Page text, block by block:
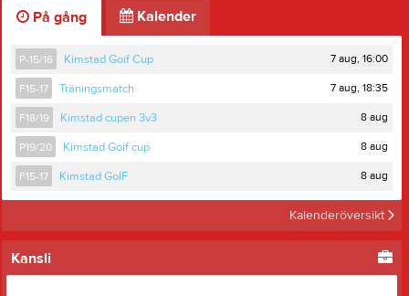
På gång Kalender
P-15/16 Kimstad Goif Cup 7 aug, 16:00
F15-17 Träningsmatch 7 aug, 18:35
F18/19 Kimstad cupen 3v3 8 aug
P19/20 Kimstad Goif cup 8 aug
F15-17 Kimstad GoIF 8 aug
Kalenderöversikt
Kansli